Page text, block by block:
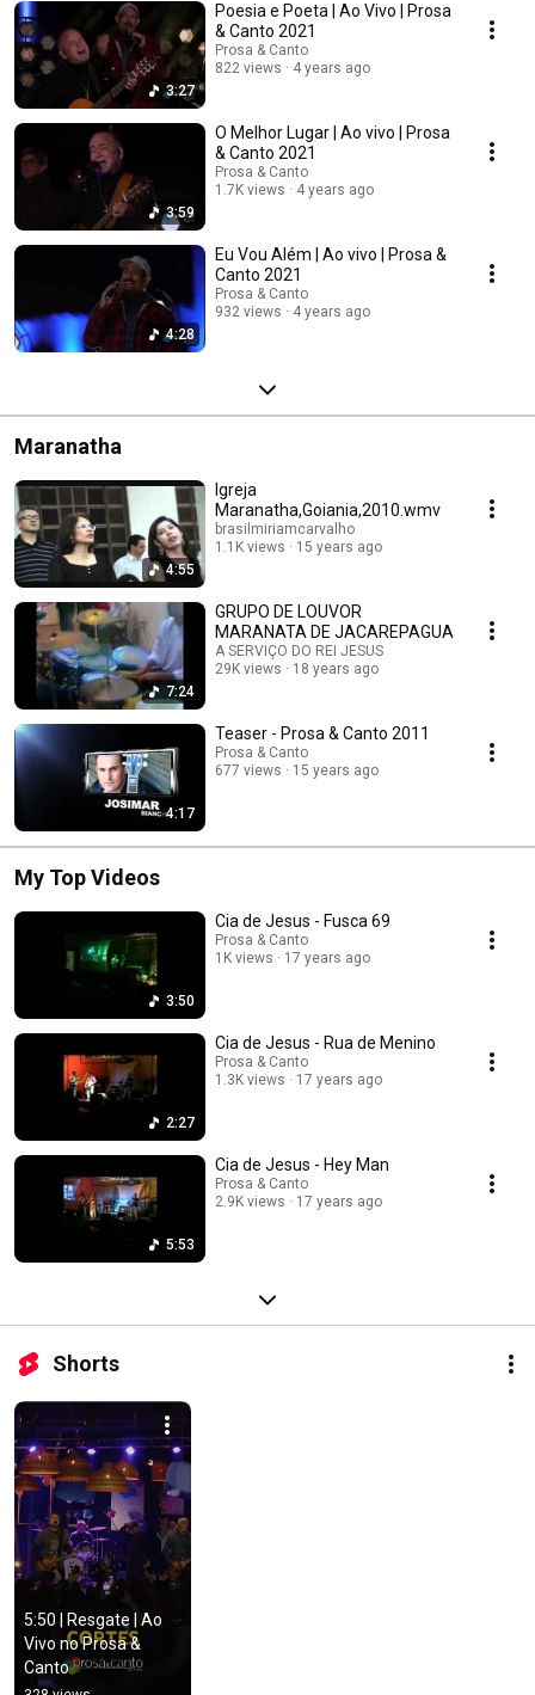
3:27
Poesia e Poeta | Ao Vivo | Prosa
& Canto 2021
Prosa & Canto
822 views
4 years ago
3:59
O Melhor Lugar | Ao vivo | Prosa
& Canto 2021
Prosa & Canto
1.7K views
4 years ago
4:28
Eu Vou Além | Ao vivo | Prosa &
Canto 2021
Prosa & Canto
932 views
4 years ago
Maranatha
4:55
Igreja
Maranatha,Goiania,2010.wmv
brasilmiriamcarvalho
1.1K views
15 years ago
7:24
GRUPO DE LOUVOR
MARANATA DE JACAREPAGUA
A SERVIÇO DO REI JESUS
29K views
18 years ago
4:17
Teaser - Prosa & Canto 2011
Prosa & Canto
677 views
15 years ago
My Top Videos
3:50
Cia de Jesus - Fusca 69
Prosa & Canto
1K views
17 years ago
2:27
Cia de Jesus - Rua de Menino
Prosa & Canto
1.3K views
17 years ago
5:53
Cia de Jesus - Hey Man
Prosa & Canto
2.9K views
17 years ago
Shorts
5:50 | Resgate | Ao
Vivo no Prosa &
Canto